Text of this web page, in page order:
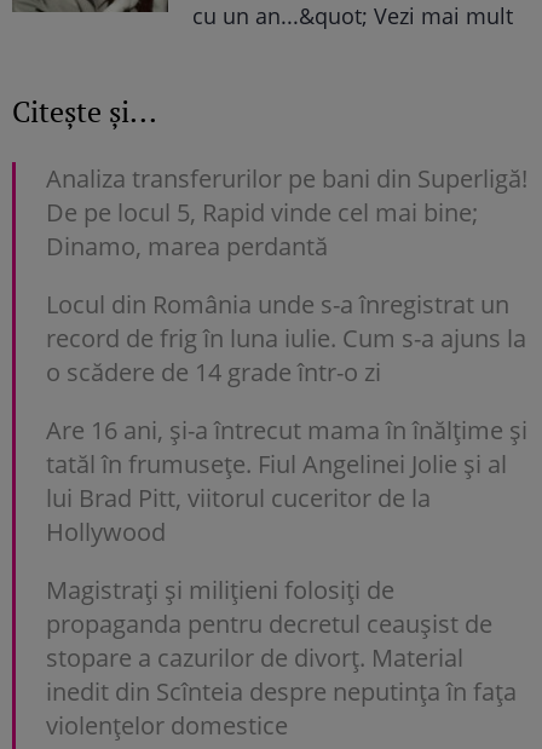
cu un an...&quot; Vezi mai mult
Citește și...
Analiza transferurilor pe bani din Superligă!
De pe locul 5, Rapid vinde cel mai bine;
Dinamo, marea perdantă
Locul din România unde s-a înregistrat un
record de frig în luna iulie. Cum s-a ajuns la
o scădere de 14 grade într-o zi
Are 16 ani, și-a întrecut mama în înălțime și
tatăl în frumusețe. Fiul Angelinei Jolie și al
lui Brad Pitt, viitorul cuceritor de la
Hollywood
Magistrați și milițieni folosiți de
propaganda pentru decretul ceaușist de
stopare a cazurilor de divorț. Material
inedit din Scînteia despre neputința în fața
violențelor domestice